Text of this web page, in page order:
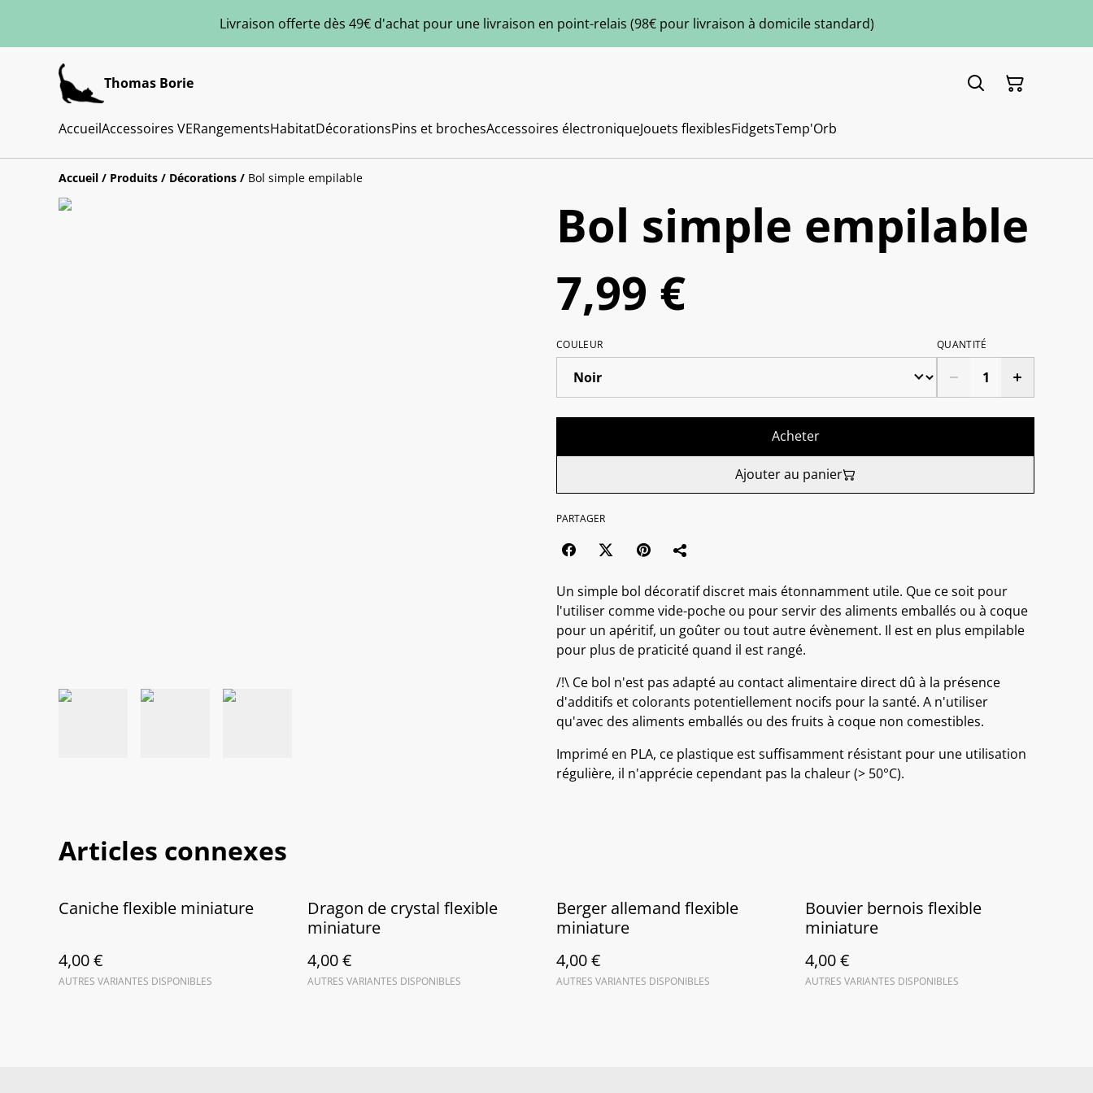
Livraison offerte dès 49€ d'achat pour une livraison en point-relais (98€ pour livraison à domicile standard)
Thomas Borie
AccueilAccessoires VERangementsHabitatDécorationsPins et brochesAccessoires électroniqueJouets flexiblesFidgetsTemp'Orb
Accueil / Produits / Décorations / Bol simple empilable
Bol simple empilable
7,99 €
COULEUR QUANTITÉ
Acheter
Ajouter au panier
PARTAGER
Un simple bol décoratif discret mais étonnamment utile. Que ce soit pour
l'utiliser comme vide-poche ou pour servir des aliments emballés ou à coque
pour un apéritif, un goûter ou tout autre évènement. Il est en plus empilable
pour plus de praticité quand il est rangé.
/!\ Ce bol n'est pas adapté au contact alimentaire direct dû à la présence
d'additifs et colorants potentiellement nocifs pour la santé. A n'utiliser
qu'avec des aliments emballés ou des fruits à coque non comestibles.
Imprimé en PLA, ce plastique est suffisamment résistant pour une utilisation
régulière, il n'apprécie cependant pas la chaleur (> 50°C).
Articles connexes
Caniche flexible miniature
4,00 €
AUTRES VARIANTES DISPONIBLES
Dragon de crystal flexible
miniature
4,00 €
AUTRES VARIANTES DISPONIBLES
Berger allemand flexible
miniature
4,00 €
AUTRES VARIANTES DISPONIBLES
Bouvier bernois flexible
miniature
4,00 €
AUTRES VARIANTES DISPONIBLES